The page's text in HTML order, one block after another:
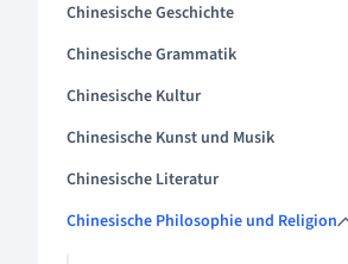
Chinesische Geschichte
Chinesische Grammatik
Chinesische Kultur
Chinesische Kunst und Musik
Chinesische Literatur
Chinesische Philosophie und Religion